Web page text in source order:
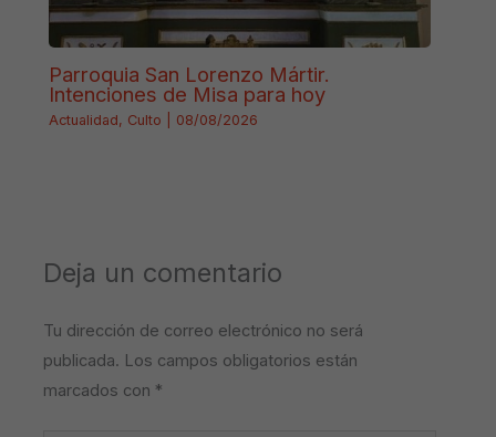
Parroquia San Lorenzo Mártir.
Intenciones de Misa para hoy
Actualidad, Culto 08/08/2026
Deja un comentario
Tu dirección de correo electrónico no será
publicada. Los campos obligatorios están
marcados con *